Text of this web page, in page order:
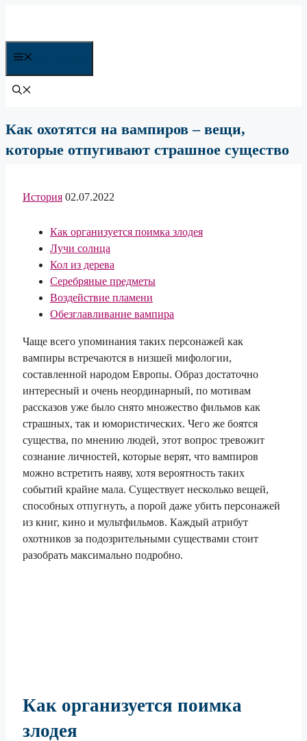
содержимому
Как охотятся на вампиров – вещи,
которые отпугивают страшное существо
История 02.07.2022
Как организуется поимка злодея
Лучи солнца
Кол из дерева
Серебряные предметы
Воздействие пламени
Обезглавливание вампира
Чаще всего упоминания таких персонажей как
вампиры встречаются в низшей мифологии,
составленной народом Европы. Образ достаточно
интересный и очень неординарный, по мотивам
рассказов уже было снято множество фильмов как
страшных, так и юмористических. Чего же боятся
существа, по мнению людей, этот вопрос тревожит
сознание личностей, которые верят, что вампиров
можно встретить наяву, хотя вероятность таких
событий крайне мала. Существует несколько вещей,
способных отпугнуть, а порой даже убить персонажей
из книг, кино и мультфильмов. Каждый атрибут
охотников за подозрительными существами стоит
разобрать максимально подробно.
Как организуется поимка
злодея